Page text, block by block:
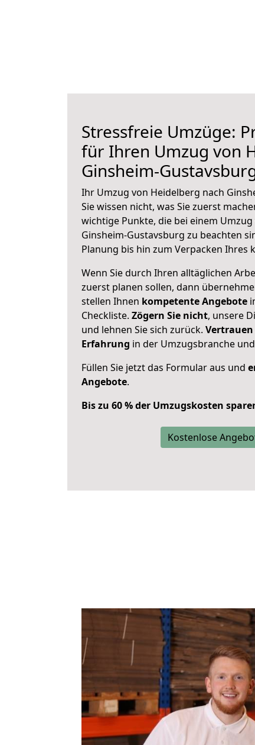
Stressfreie Umzüge:
für Ihren Umzug von
Ginsheim-
Ihr Umzug von Heidelberg nach
Sie wissen nicht, was Sie zuerst
wichtige Punkte, die bei einem
Ginsheim-Gustavsburg zu beachten
Planung bis hin zum Verpacken Ihres
Wenn Sie durch Ihren alltäglichen
zuerst planen sollen, dann
stellen Ihnen kompetente Angebote
Checkliste. Zögern Sie nicht, unsere
und lehnen Sie sich zurück. Vertrauen
Erfahrung in der Umzugsbranche
Füllen Sie jetzt das Formular aus und
Angebote.
Bis zu 60 % der Umzugskosten
Kostenlose